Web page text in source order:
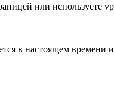
или используете
в настоящем времени и